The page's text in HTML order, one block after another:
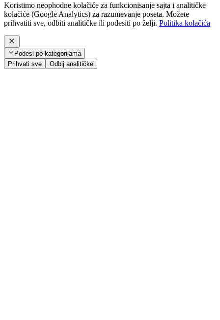
Koristimo neophodne kolačiće za funkcionisanje sajta i analitičke
kolačiće (Google Analytics) za razumevanje poseta. Možete
prihvatiti sve, odbiti analitičke ili podesiti po želji. Politika kolačića
Podesi po kategorijama
Prihvati sve
Odbij analitičke